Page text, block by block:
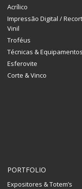
Acrílico
Impressão Digital /
Vinil
Troféus
Técnicas & Equipamentos
Esferovite
Corte & Vinco
PORTFOLIO
Expositores & Totem’s